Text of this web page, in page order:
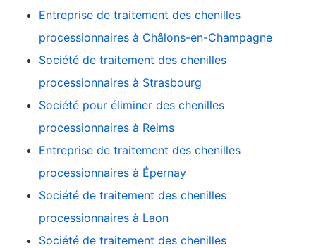
Entreprise de traitement des chenilles
processionnaires à Châlons-en-Champagne
Société de traitement des chenilles
processionnaires à Strasbourg
Société pour éliminer des chenilles
processionnaires à Reims
Entreprise de traitement des chenilles
processionnaires à Épernay
Société de traitement des chenilles
processionnaires à Laon
Société de traitement des chenilles